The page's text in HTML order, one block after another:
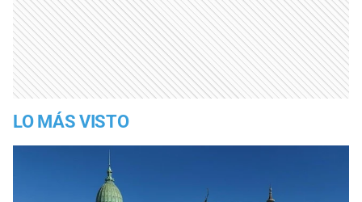
LO MÁS VISTO